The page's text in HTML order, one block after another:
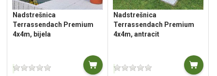
Nadstrešnica
Terrassendach Premium
4x4m, bijela
Nadstrešnica
Terrassendach Premium
4x4m, antracit